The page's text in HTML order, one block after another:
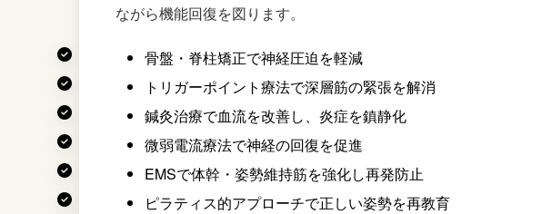
ながら機能回復を図ります。
骨盤・脊柱矯正で神経圧迫を軽減
トリガーポイント療法で深層筋の緊張を解消
鍼灸治療で血流を改善し、炎症を鎮静化
微弱電流療法で神経の回復を促進
EMSで体幹・姿勢維持筋を強化し再発防止
ピラティス的アプローチで正しい姿勢を再教育